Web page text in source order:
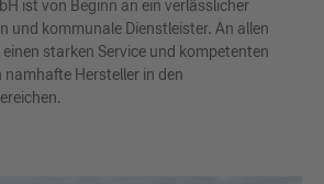
ist von Beginn an ein verlässlicher
und kommunale Dienstleister. An allen
starken Service und kompetenten
Hersteller in den